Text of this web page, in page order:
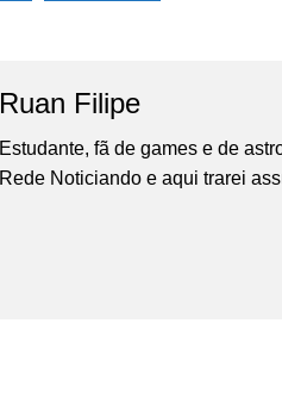
Ruan Filipe
Estudante, fã de games e de
Rede Noticiando e aqui trarei